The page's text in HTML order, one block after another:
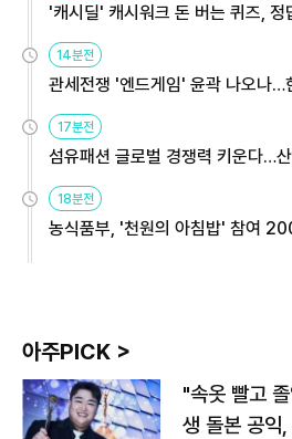
'캐시딜' 캐시워크 돈 버는 퀴즈, 정
14분전
관세전쟁 '엔드게임' 윤곽 나오나…
17분전
섬유패션 글로벌 경쟁력 키운다…
18분전
농식품부, '천원의 아침밥' 참여
아주PICK >
"속옷 빨고
생 돌본 공익